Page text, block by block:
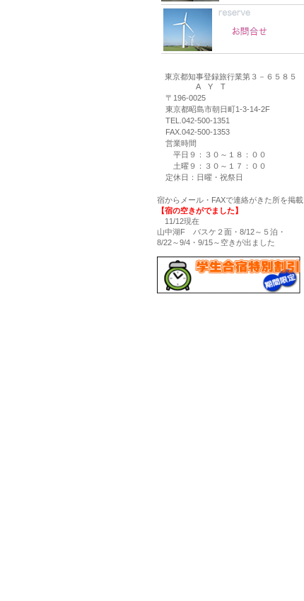
東京都知事登録旅行業第３－６５８５
A Y T
〒196-0025
東京都昭島市朝日町1-3-14-2F
TEL.042-500-1351
FAX.042-500-1353
営業時間
平日９：３０～１８：００
土曜９：３０～１７：００
定休日：日曜・祝祭日
宿からメール・FAXで連絡がきた所を掲載
【宿の空きがでました】
11/12現在
山中湖F バスケ２面・8/12～５泊・
8/22～9/4・9/15～空きが出ました